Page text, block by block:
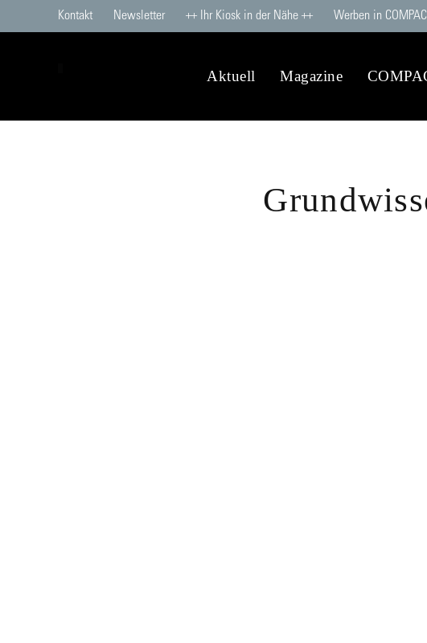
Kontakt Newsletter ++ Ihr Kiosk in der Nähe ++ Werben in COMPACT
Aktuell Magazine